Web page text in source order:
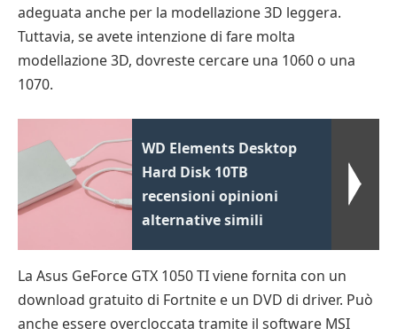
adeguata anche per la modellazione 3D leggera.
Tuttavia, se avete intenzione di fare molta
modellazione 3D, dovreste cercare una 1060 o una
1070.
WD Elements Desktop
Hard Disk 10TB
recensioni opinioni
alternative simili
La Asus GeForce GTX 1050 TI viene fornita con un
download gratuito di Fortnite e un DVD di driver. Può
anche essere overcloccata tramite il software MSI